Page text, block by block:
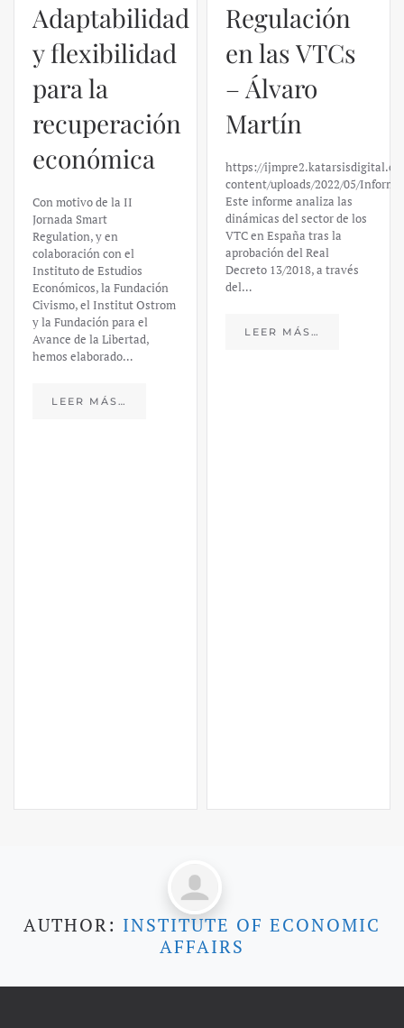
Adaptabilidad
y flexibilidad
para la
recuperación
económica
Con motivo de la II
Jornada Smart
Regulation, y en
colaboración con el
Instituto de Estudios
Económicos, la Fundación
Civismo, el Institut Ostrom
y la Fundación para el
Avance de la Libertad,
hemos elaborado…
LEER MÁS…
Regulación
en las VTCs
– Álvaro
Martín
https://
content/uploads/2022/05/
Este informe analiza las
dinámicas del sector de los
VTC en España tras la
aprobación del Real
Decreto 13/2018, a través
del…
LEER MÁS…
AUTHOR: INSTITUTE OF ECONOMIC
AFFAIRS